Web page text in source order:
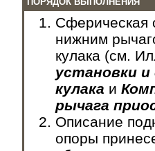
Сферическая
нижним
кулака (см.
установки
кулака и
рычага
Описание
опоры